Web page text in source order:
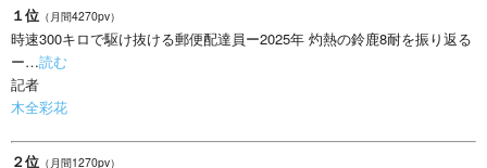
１位 （月間4270pv）
時速300キロで駆け抜ける郵便配達員ー2025年 灼熱の鈴鹿8耐を振り返る
ー…読む
記者
木全彩花
２位 （月間1270pv）